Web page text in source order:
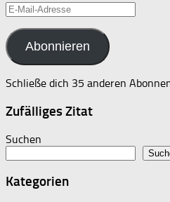
E-
Mail-
Adresse
Abonnieren
Schließe dich 35 anderen
Zufälliges Zitat
Suchen
Kategorien